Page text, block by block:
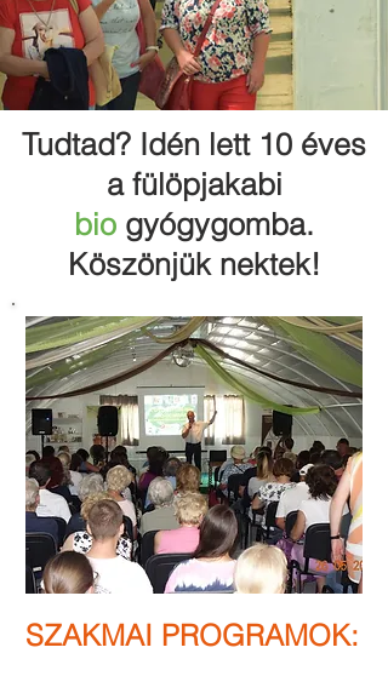
Tudtad? Idén lett 10 éves
a fülöpjakabi
bio gyógygomba.
Köszönjük nektek!
SZAKMAI PROGRAMOK: